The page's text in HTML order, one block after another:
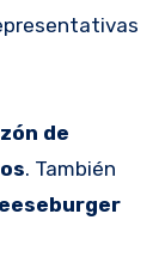
de
. También